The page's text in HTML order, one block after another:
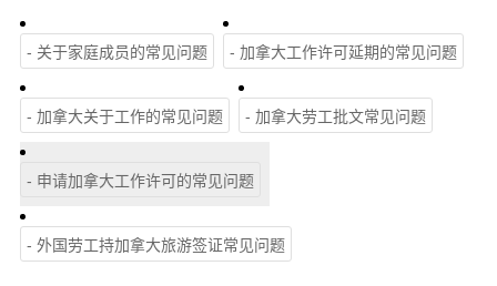
- 关于家庭成员的常见问题 - 加拿大工作许可延期的常见问题
- 加拿大关于工作的常见问题 - 加拿大劳工批文常见问题
- 申请加拿大工作许可的常见问题
- 外国劳工持加拿大旅游签证常见问题